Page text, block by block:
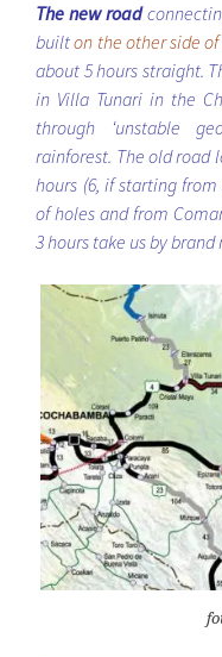
The new road
builton the other side
about 5 hours straight.
in Villa Tunari in the
through ‘unstable
rainforest. The old road
hours (6, if starting
of holes and from
3 hours take us by